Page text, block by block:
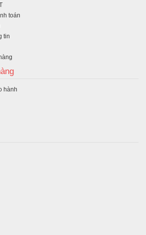
toán
tin
hành